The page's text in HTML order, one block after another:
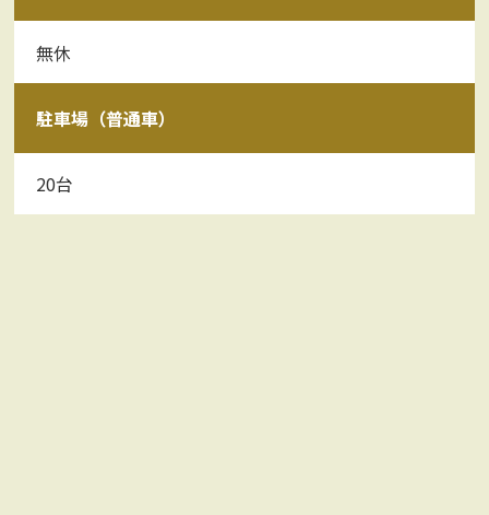
無休
駐車場（普通車）
20台